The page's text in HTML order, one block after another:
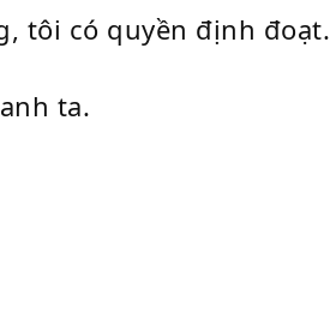
tôi có quyền định đoạt.
ta.